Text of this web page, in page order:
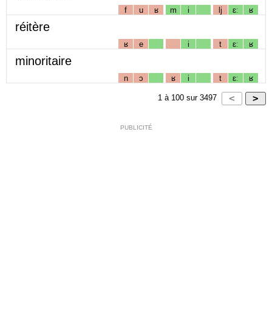
f u ʁ m i lj ɛː ʁ
réitère
ʁ e i t ɛː ʁ
minoritaire
n ɔ ʁ i t ɛː ʁ
1 à 100 sur 3497
PUBLICITÉ